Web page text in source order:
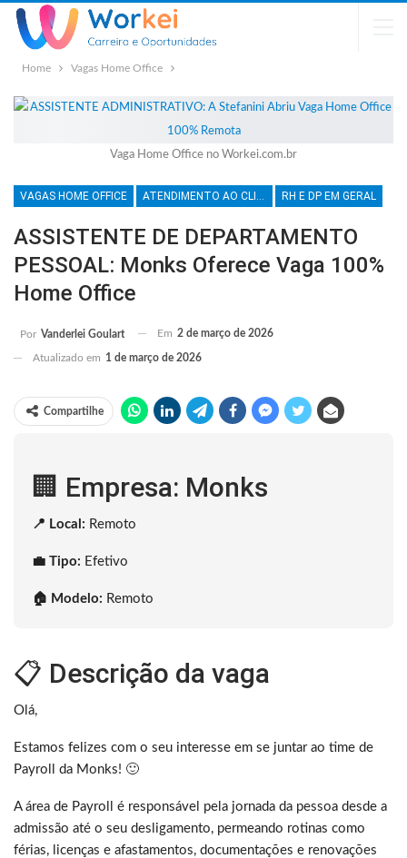
Home Vagas Home Office
Vaga Home Office no Workei.com.br
VAGAS HOME OFFICE ATENDIMENTO AO CLIENTE RH E DP EM GERAL
ASSISTENTE DE DEPARTAMENTO
PESSOAL: Monks Oferece Vaga 100%
Home Office
Por Vanderlei Goulart Em 2 de março de 2026
Atualizado em 1 de março de 2026
Compartilhe
🏢 Empresa: Monks
📍 Local: Remoto
💼 Tipo: Efetivo
🏠 Modelo: Remoto
📋 Descrição da vaga
Olá,
Estamos felizes com o seu interesse em se juntar ao time de
Payroll da Monks! 🙂
A área de Payroll é responsável pela jornada da pessoa desde a
admissão até o seu desligamento, permeando rotinas como
férias, licenças e afastamentos, documentações e renovações